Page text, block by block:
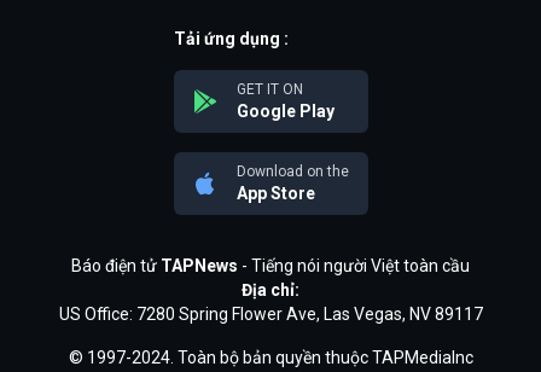
Tải ứng dụng :
GET IT ON
Google Play
Download on the
App Store
Báo điện tử TAPNews - Tiếng nói người Việt toàn cầu
Địa chỉ:
US Office: 7280 Spring Flower Ave, Las Vegas, NV 89117
© 1997-2024. Toàn bộ bản quyền thuộc TAPMediaInc